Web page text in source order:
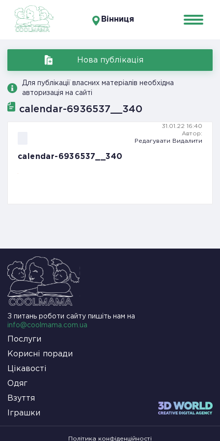
Вінниця
Нова публікація
Для публікації власних матеріалів необхідна
авторизація на сайті
calendar-6936537__340
31.01.22 16:40
Автор:
Редагувати
Видалити
calendar-6936537__340
З питань роботи сайту пишіть нам на
info@coolmama.com.ua
Послуги
Корисні поради
Цікавості
Одяг
Взуття
Іграшки
Політика конфіденційності